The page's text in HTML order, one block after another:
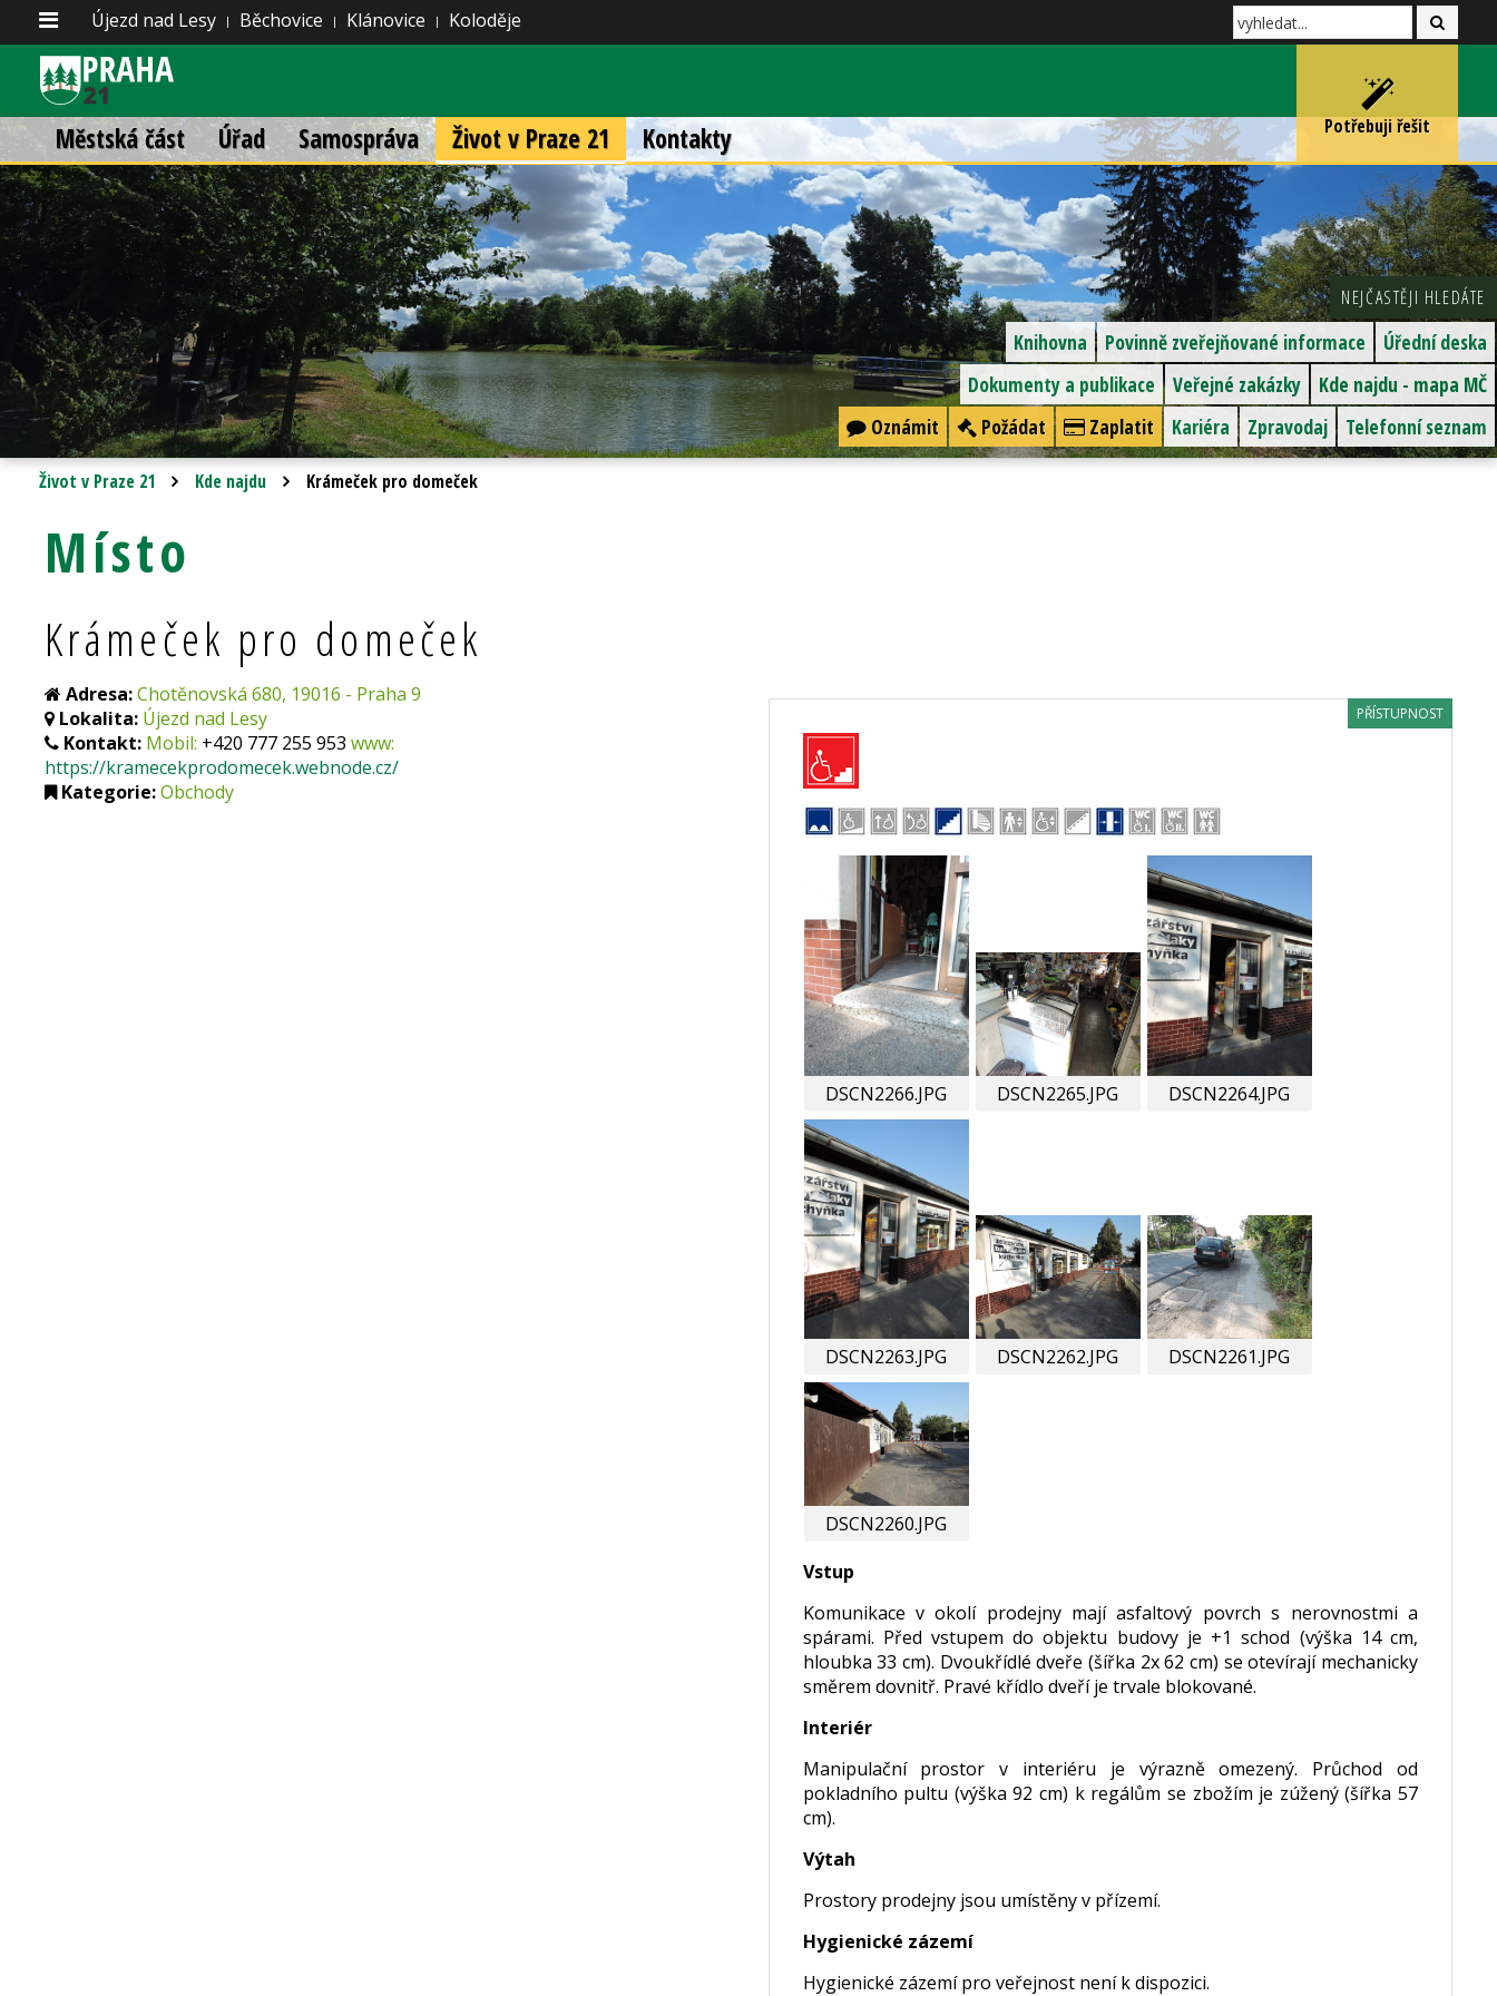
Újezd nad Lesy Běchovice Klánovice Koloděje
Potřebuji řešit
Městská část Úřad Samospráva Život v Praze 21 Kontakty
NEJČASTĚJI HLEDÁTE
Úřední deska
Povinně zveřejňované informace
Knihovna
Kde najdu - mapa MČ
Veřejné zakázky
Dokumenty a publikace
Telefonní seznam
Zpravodaj
Kariéra
Zaplatit
Požádat
Oznámit
Život v Praze 21 Kde najdu Krámeček pro domeček
Místo
Krámeček pro domeček
Adresa:Chotěnovská 680, 19016 - Praha 9
Lokalita: Újezd nad Lesy
Kontakt: Mobil: +420 777 255 953 www:
https://kramecekprodomecek.webnode.cz/
Kategorie:Obchody
PŘÍSTUPNOST
DSCN2266.JPG DSCN2265.JPG DSCN2264.JPG
DSCN2263.JPG DSCN2262.JPG DSCN2261.JPG
DSCN2260.JPG
Vstup
Komunikace v okolí prodejny mají asfaltový povrch s nerovnostmi a
spárami. Před vstupem do objektu budovy je +1 schod (výška 14 cm,
hloubka 33 cm). Dvoukřídlé dveře (šířka 2x 62 cm) se otevírají mechanicky
směrem dovnitř. Pravé křídlo dveří je trvale blokované.
Interiér
Manipulační prostor v interiéru je výrazně omezený. Průchod od
pokladního pultu (výška 92 cm) k regálům se zbožím je zúžený (šířka 57
cm).
Výtah
Prostory prodejny jsou umístěny v přízemí.
Hygienické zázemí
Hygienické zázemí pro veřejnost není k dispozici.